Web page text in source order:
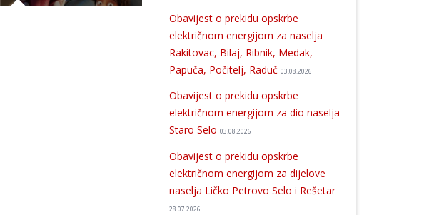
Obavijest o prekidu opskrbe
električnom energijom za naselja
Rakitovac, Bilaj, Ribnik, Medak,
Papuča, Počitelj, Raduč 03.08.2026
Obavijest o prekidu opskrbe
električnom energijom za dio naselja
Staro Selo 03.08.2026
Obavijest o prekidu opskrbe
električnom energijom za dijelove
naselja Ličko Petrovo Selo i Rešetar
28.07.2026